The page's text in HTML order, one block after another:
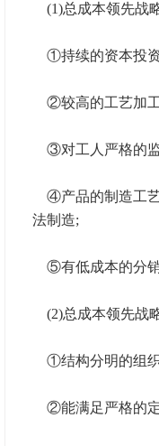
(1)总成本领先战
①持续的资本投
②较高的工艺加
③对工人严格的
④产品的制造工艺
法制造;
⑤有低成本的分销
(2)总成本领先战
①结构分明的组
②能满足严格的定